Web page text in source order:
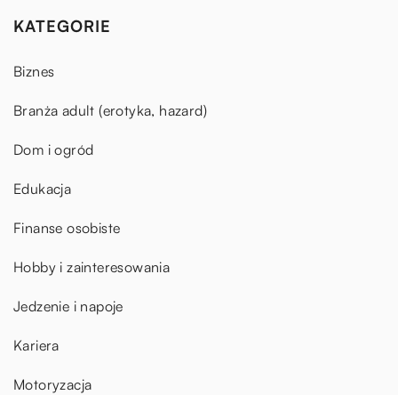
KATEGORIE
Biznes
Branża adult (erotyka, hazard)
Dom i ogród
Edukacja
Finanse osobiste
Hobby i zainteresowania
Jedzenie i napoje
Kariera
Motoryzacja